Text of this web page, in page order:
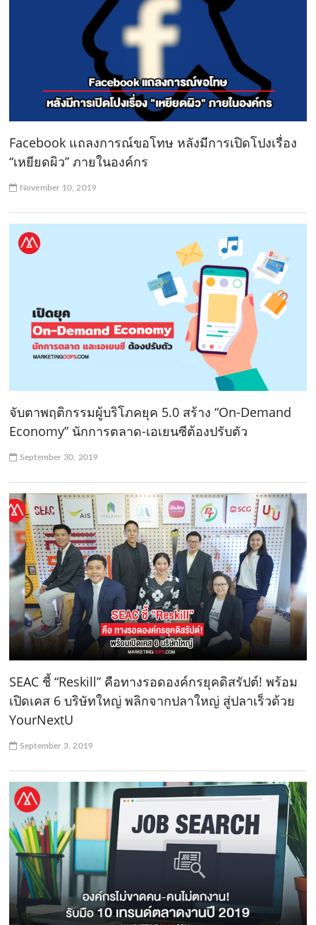
Facebook แถลงการณ์ขอโทษ หลังมีการเปิดโปงเรื่อง
“เหยียดผิว” ภายในองค์กร
November 10, 2019
จับตาพฤติกรรมผู้บริโภคยุค 5.0 สร้าง “On-Demand
Economy” นักการตลาด-เอเยนซีต้องปรับตัว
September 30, 2019
SEAC ชี้ “Reskill” คือทางรอดองค์กรยุคดิสรัปต์! พร้อม
เปิดเคส 6 บริษัทใหญ่ พลิกจากปลาใหญ่ สู่ปลาเร็วด้วย
YourNextU
September 3, 2019